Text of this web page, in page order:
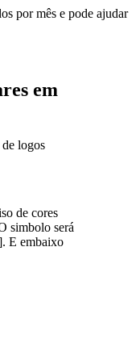
por mês e pode ajudar
em
logos
de cores
simbolo será
E embaixo